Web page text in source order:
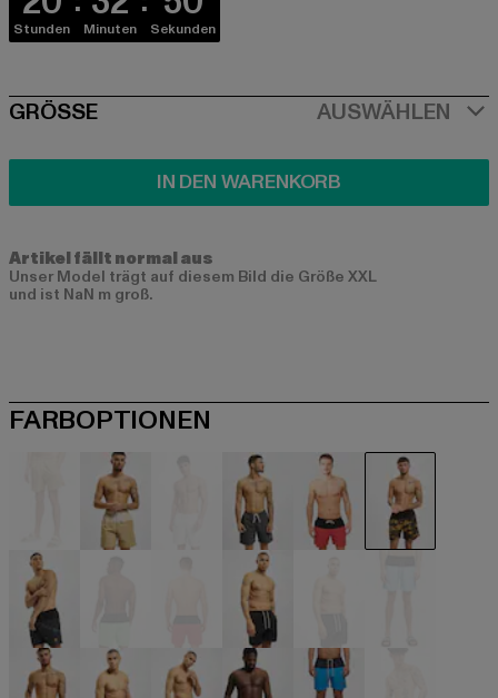
Stunden Minuten Sekunden
SIZE
GRÖSSE AUSWÄHLEN
IN DEN WARENKORB
Artikel fällt normal aus
Unser Model trägt auf diesem Bild die Größe XXL
und ist NaN m groß.
FARBOPTIONEN
schwarz
schwarzschwarzschwarzschwarzschwarz